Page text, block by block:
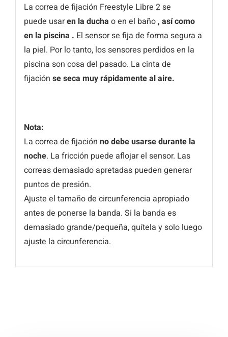
La correa de fijación Freestyle Libre 2 se
puede usaren la ducha o en el baño, así como
en la piscina . El sensor se fija de forma segura a
la piel. Por lo tanto, los sensores perdidos en la
piscina son cosa del pasado. La cinta de
fijación se seca muy rápidamente al aire.
Nota:
La correa de fijación no debe usarse durante la
noche. La fricción puede aflojar el sensor. Las
correas demasiado apretadas pueden generar
puntos de presión.
Ajuste el tamaño de circunferencia apropiado
antes de ponerse la banda. Si la banda es
demasiado grande/pequeña, quítela y solo luego
ajuste la circunferencia.